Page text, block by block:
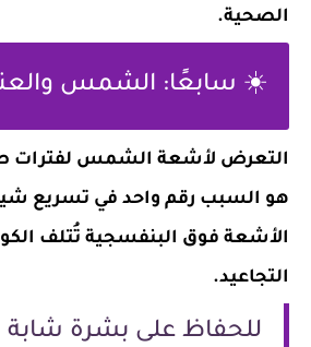
الصحية.
☀️ سابعًا: الشمس
التعرض لأشعة الشمس لفترات
هو السبب رقم واحد في تسريع
الأشعة فوق البنفسجية تُتلف
التجاعيد.
للحفاظ على بشرة شابة